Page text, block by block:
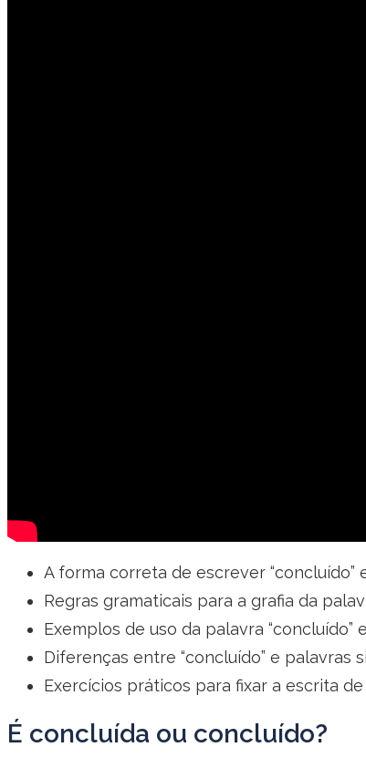
A forma correta de escrever “concluído”
Regras gramaticais para a grafia da
Exemplos de uso da palavra “concluído”
Diferenças entre “concluído” e palavras
Exercícios práticos para fixar a escrita de
É concluída ou concluído?